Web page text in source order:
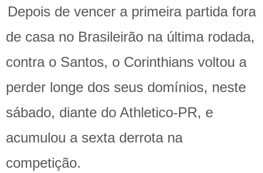
Depois de vencer a primeira partida fora
de casa no Brasileirão na última rodada,
contra o Santos, o Corinthians voltou a
perder longe dos seus domínios, neste
sábado, diante do Athletico-PR, e
acumulou a sexta derrota na
competição.